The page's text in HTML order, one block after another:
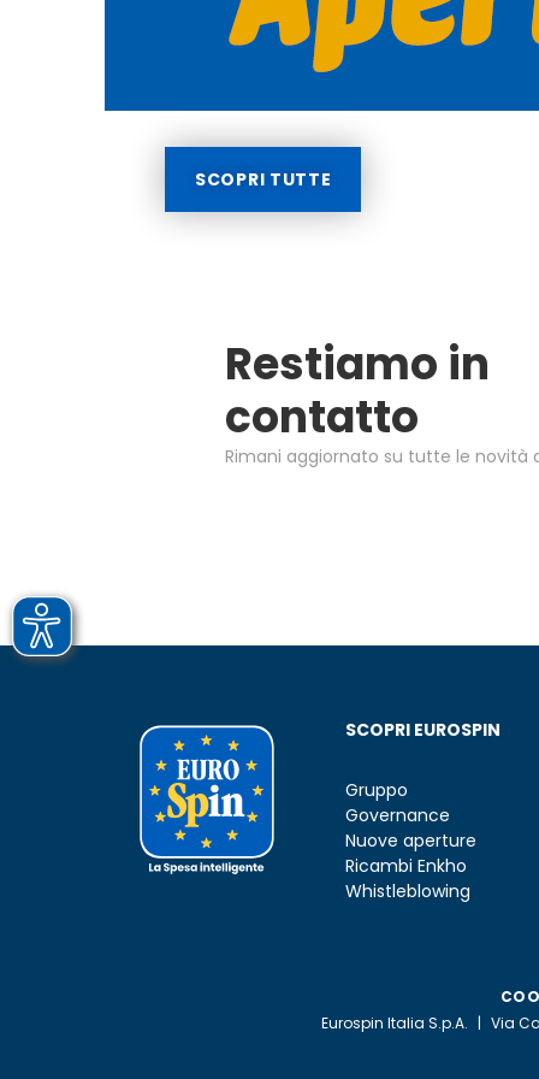
SCOPRI TUTTE
Restiamo in
contatto
Rimani aggiornato su tutte le novità
SCOPRI EUROSPIN
Gruppo
Governance
Nuove aperture
Ricambi Enkho
Whistleblowing
Eurospin Italia S.p.A.
Via